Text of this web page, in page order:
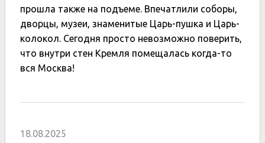
прошла также на подъеме. Впечатлили соборы,
дворцы, музеи, знаменитые Царь-пушка и Царь-
колокол. Сегодня просто невозможно поверить,
что внутри стен Кремля помещалась когда-то
вся Москва!
18.08.2025